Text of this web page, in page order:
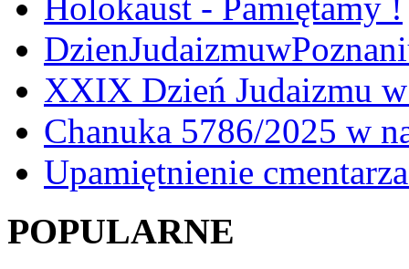
XXIX Dzień Judaizmu
Chanuka 5786/2025 w
Upamiętnienie
POPULARNE